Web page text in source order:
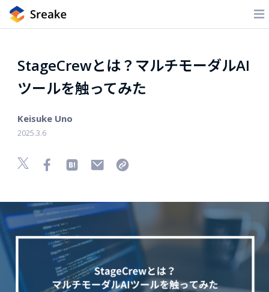
StageCrewとは？マルチモーダルAI
ツールを触ってみた
Keisuke Uno
2025.3.6